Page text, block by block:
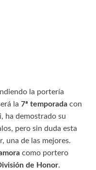
la portería
la 7ª temporada con
ha demostrado su
pero sin duda esta
una de las mejores.
como portero
de Honor.